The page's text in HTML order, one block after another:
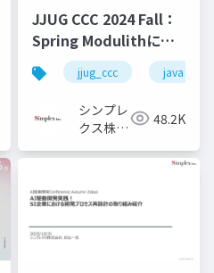
JJUG CCC 2024 Fall：
Spring Modulithによ
るDDDとEvent-driven
Architectureの実践
jjug_ccc java
シンプレ
クス株式
48.2K